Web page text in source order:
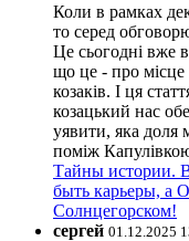
Коли в рамках
то серед
Це сьогодні вже
що це - про місце
козаків. І ця
козацький нас
уявити, яка доля
поміж
Тайны истории. В
быть карьеры, а
Солнцегорском!
сергей 01.12.2025